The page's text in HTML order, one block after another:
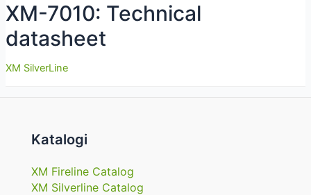
XM-7010: Technical
datasheet
XM SilverLine
Katalogi
XM Fireline Catalog
XM Silverline Catalog